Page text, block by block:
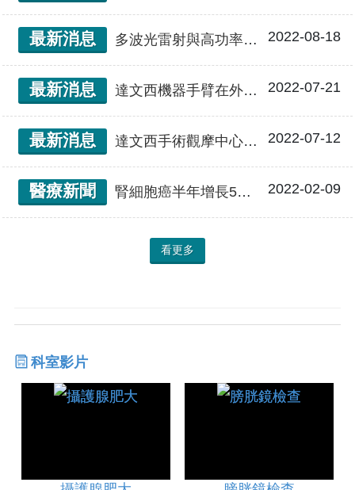
最新消息 多波光雷射與高功率綠光雷射-安全、高效、恢復快的攝護腺肥大手術 2022-08-18
最新消息 達文西機器手臂在外科手術的應用 2022-07-21
最新消息 達文西手術觀摩中心(泌尿腫瘤、婦癌) 2022-07-12
醫療新聞 腎細胞癌半年增長5倍！達文西機器手臂輔助腎臟切除 術後三天順利出院 2022-02-09
看更多
科室影片